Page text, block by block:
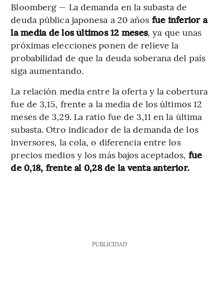
Bloomberg — La demanda en la subasta de
deuda pública japonesa a 20 años fue inferior a
la media de los últimos 12 meses, ya que unas
próximas elecciones ponen de relieve la
probabilidad de que la deuda soberana del país
siga aumentando.
La relación media entre la oferta y la cobertura
fue de 3,15, frente a la media de los últimos 12
meses de 3,29. La ratio fue de 3,11 en la última
subasta. Otro indicador de la demanda de los
inversores, la cola, o diferencia entre los
precios medios y los más bajos aceptados, fue
de 0,18, frente al 0,28 de la venta anterior.
PUBLICIDAD